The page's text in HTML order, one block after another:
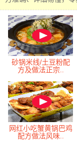
砂锅米线/土豆粉配
方及做法正宗..
网红小吃蟹黄锅巴鸡
配方做法风味..